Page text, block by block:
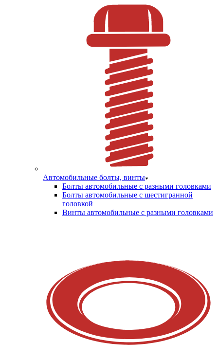
Автомобильные болты, винты
Болты автомобильные с разными головками
Болты автомобильные с шестигранной
головкой
Винты автомобильные с разными головками